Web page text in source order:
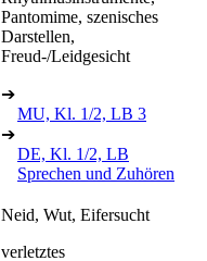
Pantomime, szenisches
Darstellen,
Freud-/Leidgesicht
➔
MU, Kl. 1/2, LB 3
➔
DE, Kl. 1/2, LB
Sprechen und Zuhören
Neid, Wut, Eifersucht
verletztes